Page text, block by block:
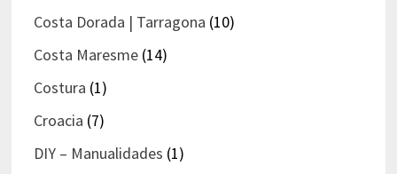
Costa Dorada | Tarragona (10)
Costa Maresme(14)
Costura (1)
Croacia (7)
DIY – Manualidades (1)